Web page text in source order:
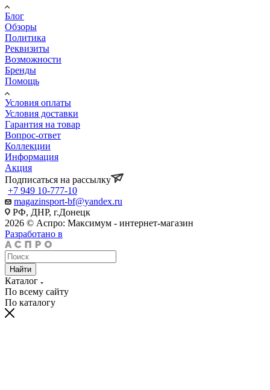
Блог
Обзоры
Политика
Реквизиты
Возможности
Бренды
Помощь
Условия оплаты
Условия доставки
Гарантия на товар
Вопрос-ответ
Коллекции
Информация
Акция
Подписаться на рассылку
+7 949 10-777-10
magazinsport-bf@yandex.ru
РФ, ДНР, г.Донецк
2026 © Аспро: Максимум - интернет-магазин
Разработано в
Найти
Каталог
По всему сайту
По каталогу